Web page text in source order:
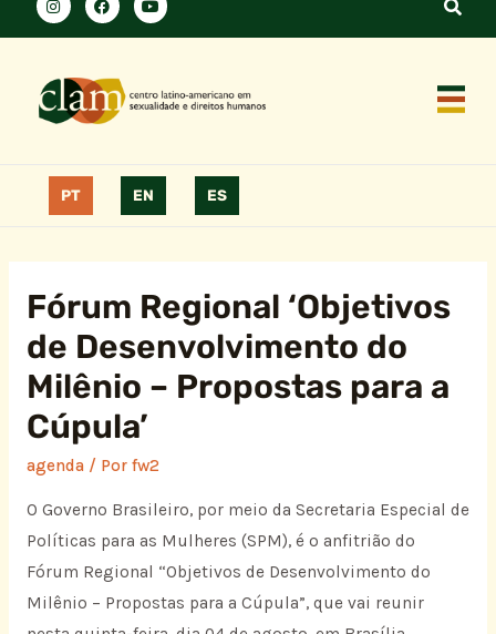
PT EN ES
Fórum Regional ‘Objetivos
de Desenvolvimento do
Milênio – Propostas para a
Cúpula’
agenda/ Por fw2
O Governo Brasileiro, por meio da Secretaria Especial de
Políticas para as Mulheres (SPM), é o anfitrião do
Fórum Regional “Objetivos de Desenvolvimento do
Milênio – Propostas para a Cúpula”, que vai reunir